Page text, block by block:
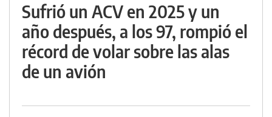
Sufrió un ACV en 2025 y un
año después, a los 97, rompió el
récord de volar sobre las alas
de un avión